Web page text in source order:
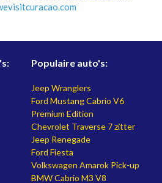
Populaire auto's:
Jeep Wranglers
Ford Mustang Cabrio V6
Premium Edition
Chevrolet Traverse 7 zitter
Jeep Renegade
Ford Fiesta
Volkswagen Amarok Pick-up
BMW Cabrio M3 V8